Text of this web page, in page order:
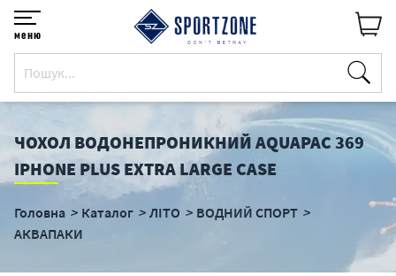
меню
ЧОХОЛ ВОДОНЕПРОНИКНИЙ AQUAPAC 369
IPHONE PLUS EXTRA LARGE CASE
Головна Каталог ЛІТО
ВОДНИЙ СПОРТ
АКВАПАКИ